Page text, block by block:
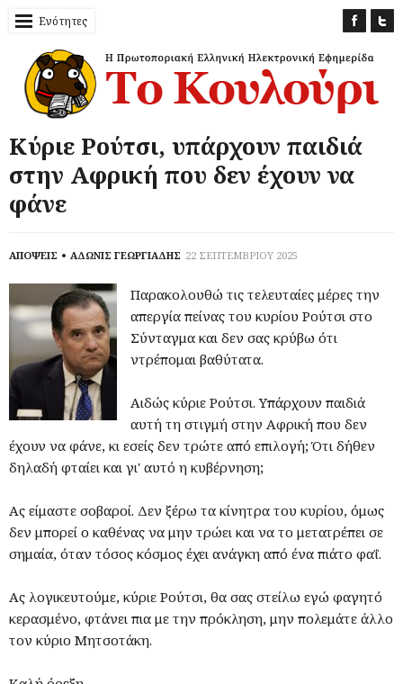
Ενότητες
Κύριε Ρούτσι, υπάρχουν παιδιά
στην Αφρική που δεν έχουν να
φάνε
ΑΠΟΨΕΙΣ ΑΔΩΝΙΣ ΓΕΩΡΓΙΑΔΗΣ 22 ΣΕΠΤΕΜΒΡΙΟΥ 2025
Παρακολουθώ τις τελευταίες μέρες την
απεργία πείνας του κυρίου Ρούτσι στο
Σύνταγμα και δεν σας κρύβω ότι
ντρέπομαι βαθύτατα.
Αιδώς κύριε Ρούτσι. Υπάρχουν παιδιά
αυτή τη στιγμή στην Αφρική που δεν
έχουν να φάνε, κι εσείς δεν τρώτε από επιλογή; Ότι δήθεν
δηλαδή φταίει και γι' αυτό η κυβέρνηση;
Ας είμαστε σοβαροί. Δεν ξέρω τα κίνητρα του κυρίου, όμως
δεν μπορεί ο καθένας να μην τρώει και να το μετατρέπει σε
σημαία, όταν τόσος κόσμος έχει ανάγκη από ένα πιάτο φαΐ.
Ας λογικευτούμε, κύριε Ρούτσι, θα σας στείλω εγώ φαγητό
κερασμένο, φτάνει πια με την πρόκληση, μην πολεμάτε άλλο
τον κύριο Μητσοτάκη.